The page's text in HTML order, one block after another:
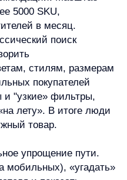
сканди», «белые
выделили
подготовили
быстрее
получился
после
общий